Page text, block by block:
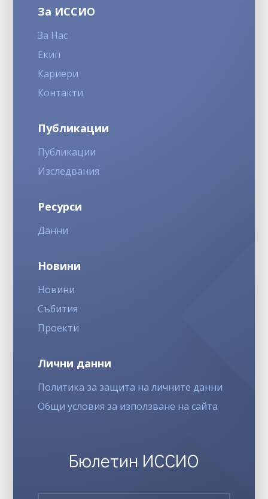
За ИССИО
За Нас
Екип
Кариери
Контакти
Публикации
Публикации
Изследвания
Ресурси
Данни
Новини
Новини
Събития
Проекти
Лични данни
Политика за защита на личните данни
Общи условия за използване на сайта
Бюлетин ИССИО